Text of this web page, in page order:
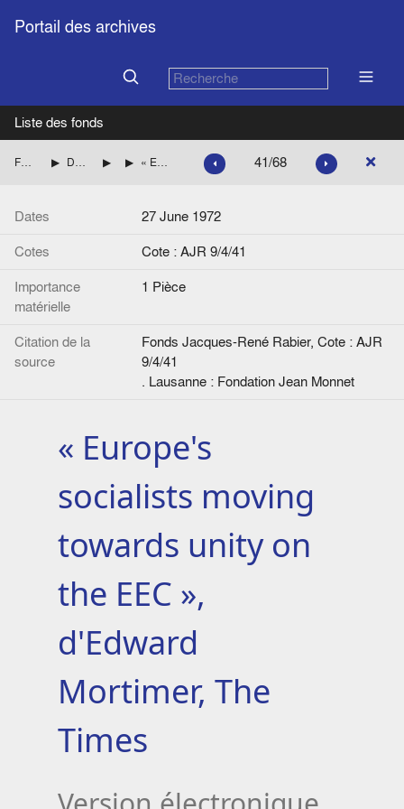
Portail des archives
Liste des fonds
Fonds Jacques-René Rabier Dossiers thématiques sur la construction européenne Europe sociale
« Europe's socialists moving towards unity on the EEC », d'Edward Mortimer, The Times 41/68
Dates
27 June 1972
Cotes
Cote : AJR 9/4/41
Importance
matérielle
1 Pièce
Citation de la
source
Fonds Jacques-René Rabier, Cote : AJR
9/4/41
. Lausanne : Fondation Jean Monnet
« Europe's
socialists moving
towards unity on
the EEC »,
d'Edward
Mortimer, The
Times